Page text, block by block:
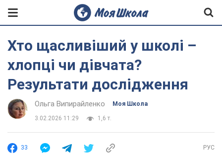
Хто щасливіший у школі –
хлопці чи дівчата?
Результати дослідження
Ольга Випирайленко Моя Школа
3.02.2026 11:29 1,6 т.
33 РУС